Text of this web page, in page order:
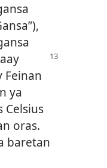
Feinan
ya
Celsius
oras.
baretan